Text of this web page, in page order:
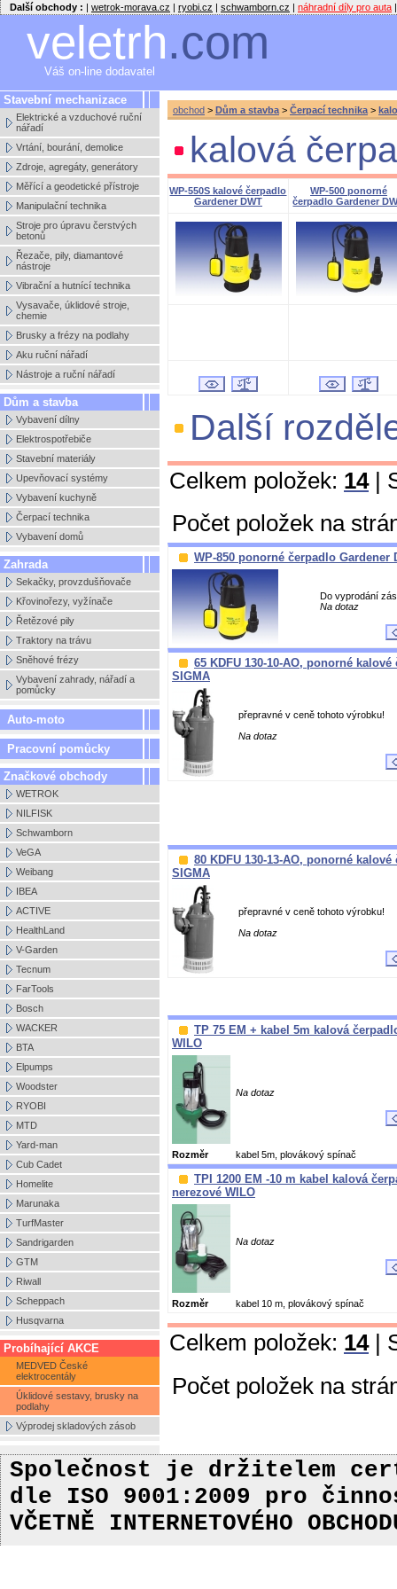
Další obchody : | wetrok-morava.cz | ryobi.cz | schwamborn.cz | náhradní díly pro auta |
veletrh.com
Váš on-line dodavatel
Stavební mechanizace
Elektrické a vzduchové ruční
nářadí
Vrtání, bourání, demolice
Zdroje, agregáty, generátory
Měřící a geodetické přístroje
Manipulační technika
Stroje pro úpravu čerstvých
betonů
Řezače, pily, diamantové
nástroje
Vibrační a hutnící technika
Vysavače, úklidové stroje,
chemie
Brusky a frézy na podlahy
Aku ruční nářadí
Nástroje a ruční nářadí
Dům a stavba
Vybavení dílny
Elektrospotřebiče
Stavební materiály
Upevňovací systémy
Vybavení kuchyně
Čerpací technika
Vybavení domů
Zahrada
Sekačky, provzdušňovače
Křovinořezy, vyžínače
Řetězové pily
Traktory na trávu
Sněhové frézy
Vybavení zahrady, nářadí a
pomůcky
Auto-moto
Pracovní pomůcky
Značkové obchody
WETROK
NILFISK
Schwamborn
VeGA
Weibang
IBEA
ACTIVE
HealthLand
V-Garden
Tecnum
FarTools
Bosch
WACKER
BTA
Elpumps
Woodster
RYOBI
MTD
Yard-man
Cub Cadet
Homelite
Marunaka
TurfMaster
Sandrigarden
GTM
Riwall
Scheppach
Husqvarna
Probíhající AKCE
MEDVED České
elektrocentály
Úklidové sestavy, brusky na
podlahy
Výprodej skladových zásob
obchod > Dům a stavba > Čerpací technika >
kalová
WP-550S kalové čerpadlo
Gardener DWT
WP-500 ponorné
čerpadlo Gardener
Další
Celkem položek: 14|
Počet položek na
WP-850 ponorné čerpadlo Gardener
Do vyprodání
Na dotaz
65 KDFU 130-10-AO, ponorné kalové
SIGMA
přepravné v ceně tohoto výrobku!
Na dotaz
80 KDFU 130-13-AO, ponorné kalové
SIGMA
přepravné v ceně tohoto výrobku!
Na dotaz
TP 75 EM + kabel 5m kalová
WILO
Na dotaz
Rozměr kabel 5m, plovákový spínač
TPI 1200 EM -10 m kabel kalová
nerezové WILO
Na dotaz
Rozměr kabel 10 m, plovákový spínač
Celkem položek: 14|
Počet položek na
Společnost je držitelem
dle ISO 9001:2009 pro
VČETNĚ INTERNETOVÉHO